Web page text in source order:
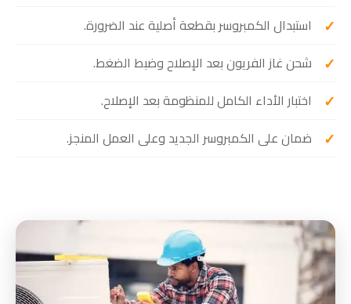
استبدال الكمبروسر بقطعة أصلية عند الضرورة.
شحن غاز الفريون بعد الإصلاح وضبط الضغط.
اختبار الأداء الكامل للمنظومة بعد الإصلاح.
ضمان على الكمبروسر الجديد وعلى العمل المنجز.